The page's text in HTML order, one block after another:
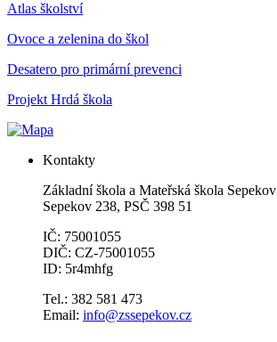
Atlas školství
Ovoce a zelenina do škol
Desatero pro primární prevenci
Projekt Hrdá škola
Kontakty
Základní škola a Mateřská škola Sepekov
Sepekov 238, PSČ 398 51
IČ: 75001055
DIČ: CZ-75001055
ID: 5r4mhfg
Tel.: 382 581 473
Email: info@zssepekov.cz